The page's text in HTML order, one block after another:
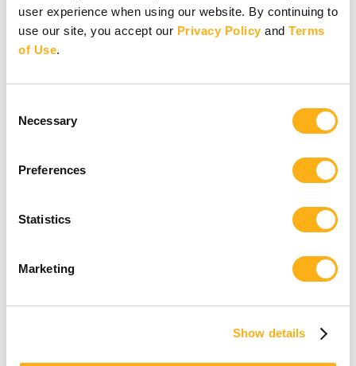
user experience when using our website. By continuing to
use our site, you accept our Privacy Policy and Terms
of Use.
Selection
Necessary
Preferences
Statistics
Marketing
Show details